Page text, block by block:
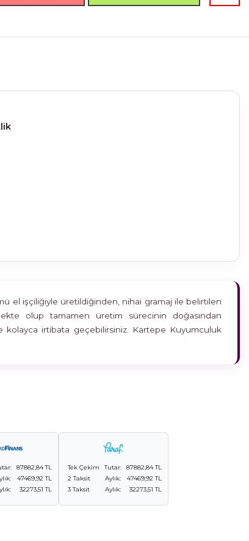
el işçiliğiyle üretildiğinden, nihai gramaj ile belirtilen
olup tamamen üretim sürecinin doğasından
kolayca irtibata geçebilirsiniz. Kartepe Kuyumculuk
87882,84 TL
47469,92 TL
32273,51 TL
Tek Çekim Tutar:
87882,84 TL
2 Taksit
Aylık:
47469,92 TL
3 Taksit
Aylık: 32273,51 TL